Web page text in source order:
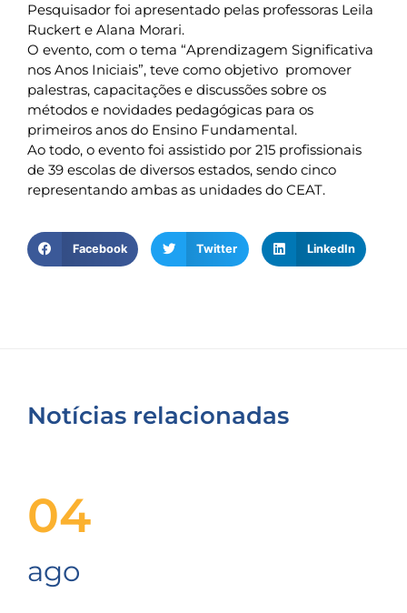
Pesquisador foi apresentado pelas professoras Leila
Ruckert e Alana Morari.
O evento, com o tema “Aprendizagem Significativa
nos Anos Iniciais”, teve como objetivo promover
palestras, capacitações e discussões sobre os
métodos e novidades pedagógicas para os
primeiros anos do Ensino Fundamental.
Ao todo, o evento foi assistido por 215 profissionais
de 39 escolas de diversos estados, sendo cinco
representando ambas as unidades do CEAT.
Facebook Twitter LinkedIn
Notícias relacionadas
04
ago